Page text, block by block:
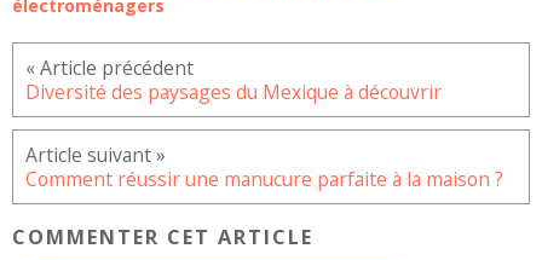
électroménagers
Diversité des paysages du Mexique à découvrir
Comment réussir une manucure parfaite à la maison ?
COMMENTER CET ARTICLE